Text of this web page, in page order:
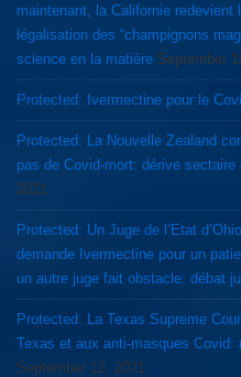
maintenant, la Californie
légalisation des “champignons
science en la matière September
Protected: Ivermectine pour le
Protected: La Nouvelle Zealand
pas de Covid-mort: dérive
2021
Protected: Un Juge de l’Etat
demande Ivermectine pour un
un autre juge fait obstacle: débat
Protected: La Texas Supreme
Texas et aux anti-masques
September 12, 2021